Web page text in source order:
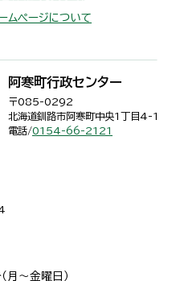
ムページについて
阿寒町行政センター
〒085-0292
北海道釧路市阿寒町中央1丁目4-1
電話/0154-66-2121
～金曜日）